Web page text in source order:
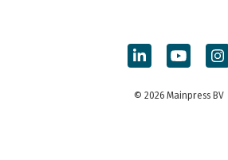
© 2026 Mainpress BV